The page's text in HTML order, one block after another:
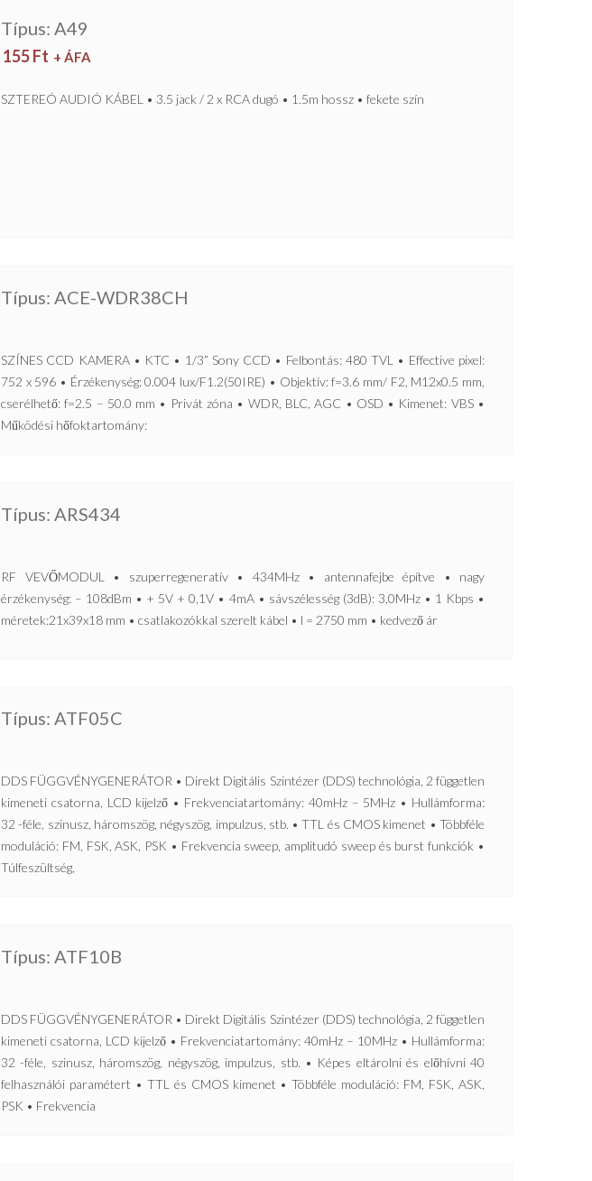
Típus: A49
155Ft + ÁFA
SZTEREÓ AUDIÓ KÁBEL • 3.5 jack / 2 x RCA dugó • 1.5m hossz • fekete szín
Típus: ACE-WDR38CH
SZÍNES CCD KAMERA • KTC • 1/3” Sony CCD • Felbontás: 480 TVL • Effective pixel:
752 x 596 • Érzékenység: 0.004 lux/F1.2(50IRE) • Objektív: f=3.6 mm/ F2, M12x0.5 mm,
cserélhető: f=2.5 – 50.0 mm • Privát zóna • WDR, BLC, AGC • OSD • Kimenet: VBS •
Működési hőfoktartomány:
Típus: ARS434
RF VEVŐMODUL • szuperregeneratív • 434MHz • antennafejbe építve • nagy
érzékenység: – 108dBm • + 5V + 0,1V • 4mA • sávszélesség (3dB): 3,0MHz • 1 Kbps •
méretek:21x39x18 mm • csatlakozókkal szerelt kábel • l = 2750 mm • kedvező ár
Típus: ATF05C
DDS FÜGGVÉNYGENERÁTOR • Direkt Digitális Szintézer (DDS) technológia, 2 független
kimeneti csatorna, LCD kijelző • Frekvenciatartomány: 40mHz – 5MHz • Hullámforma:
32 -féle, szinusz, háromszög, négyszög, impulzus, stb. • TTL és CMOS kimenet • Többféle
moduláció: FM, FSK, ASK, PSK • Frekvencia sweep, amplitudó sweep és burst funkciók •
Túlfeszültség,
Típus: ATF10B
DDS FÜGGVÉNYGENERÁTOR • Direkt Digitális Szintézer (DDS) technológia, 2 független
kimeneti csatorna, LCD kijelző • Frekvenciatartomány: 40mHz – 10MHz • Hullámforma:
32 -féle, szinusz, háromszög, négyszög, impulzus, stb. • Képes eltárolni és előhívni 40
felhasználói paramétert • TTL és CMOS kimenet • Többféle moduláció: FM, FSK, ASK,
PSK • Frekvencia